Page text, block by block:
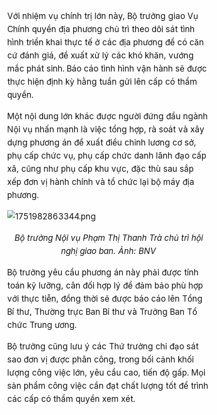
Với nhiệm vụ chính trị lớn này, Bộ trưởng giao Vụ
Chính quyền địa phương chủ trì theo dõi sát tình
hình triển khai thực tế ở các địa phương để có căn
cứ đánh giá, đề xuất xử lý các khó khăn, vướng
mắc phát sinh. Báo cáo tình hình vận hành sẽ được
thực hiện định kỳ hằng tuần gửi lên cấp có thẩm
quyền.
Một nội dung lớn khác được người đứng đầu ngành
Nội vụ nhấn mạnh là việc tổng hợp, rà soát và xây
dựng phương án đề xuất điều chỉnh lương cơ sở,
phụ cấp chức vụ, phụ cấp chức danh lãnh đạo cấp
xã, cũng như phụ cấp khu vực, đặc thù sau sắp
xếp đơn vị hành chính và tổ chức lại bộ máy địa
phương.
Bộ trưởng Nội vụ Phạm Thị Thanh Trà chủ trì hội
nghị giao ban. Ảnh: BNV
Bộ trưởng yêu cầu phương án này phải được tính
toán kỹ lưỡng, cân đối hợp lý để đảm bảo phù hợp
với thực tiễn, đồng thời sẽ được báo cáo lên Tổng
Bí thư, Thường trực Ban Bí thư và Trưởng Ban Tổ
chức Trung ương.
Bộ trưởng cũng lưu ý các Thứ trưởng chỉ đạo sát
sao đơn vị được phân công, trong bối cảnh khối
lượng công việc lớn, yêu cầu cao, tiến độ gấp. Mọi
sản phẩm công việc cần đạt chất lượng tốt để trình
các cấp có thẩm quyền xem xét.